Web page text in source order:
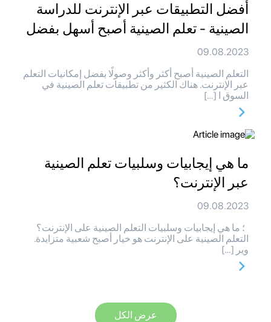
أفضل التطبيقات عبر الإنترنت للدراسة
الصينية - تعلم الصينية أصبح أسهل بفضل
09.08.2023
التعلم الصينية أصبح أكثر وأكثر وصولًا بفضل إمكانيات التعلم
عبر الإنترنت. هناك الكثير من تطبيقات تعلم الصينية في
السوق ا […]
ما هي إيجابيات وسلبيات تعلم الصينية
عبر الإنترنت؟
09.08.2023
؛ ما هي إيجابيات وسلبيات التعلم الصينية على الإنترنت؟
التعلم الصينية على الإنترنت هو خيار أصبح شعبية متزايدة.
وير […]
عرض الكل